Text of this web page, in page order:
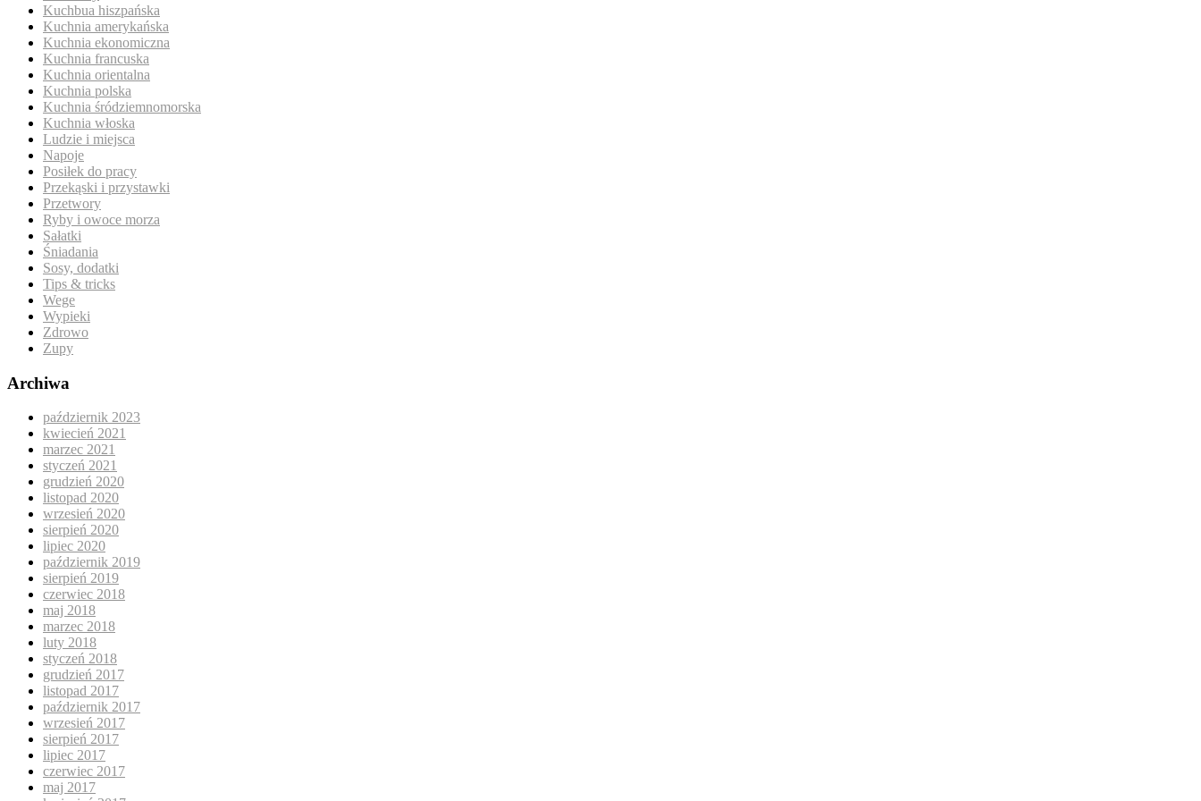
Kuchbua hiszpańska
Kuchnia amerykańska
Kuchnia ekonomiczna
Kuchnia francuska
Kuchnia orientalna
Kuchnia polska
Kuchnia śródziemnomorska
Kuchnia włoska
Ludzie i miejsca
Napoje
Posiłek do pracy
Przekąski i przystawki
Przetwory
Ryby i owoce morza
Sałatki
Śniadania
Sosy, dodatki
Tips & tricks
Wege
Wypieki
Zdrowo
Zupy
Archiwa
październik 2023
kwiecień 2021
marzec 2021
styczeń 2021
grudzień 2020
listopad 2020
wrzesień 2020
sierpień 2020
lipiec 2020
październik 2019
sierpień 2019
czerwiec 2018
maj 2018
marzec 2018
luty 2018
styczeń 2018
grudzień 2017
listopad 2017
październik 2017
wrzesień 2017
sierpień 2017
lipiec 2017
czerwiec 2017
maj 2017